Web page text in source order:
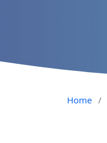
Home /